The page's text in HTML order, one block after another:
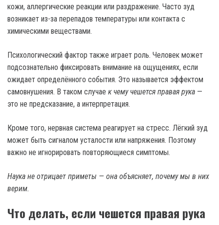
кожи, аллергические реакции или раздражение. Часто зуд
возникает из-за перепадов температуры или контакта с
химическими веществами.
Психологический фактор также играет роль. Человек может
подсознательно фиксировать внимание на ощущениях, если
ожидает определённого события. Это называется эффектом
самовнушения. В таком случае к чему чешется правая рука —
это не предсказание, а интерпретация.
Кроме того, нервная система реагирует на стресс. Лёгкий зуд
может быть сигналом усталости или напряжения. Поэтому
важно не игнорировать повторяющиеся симптомы.
Наука не отрицает приметы — она объясняет, почему мы в них
верим.
Что делать, если чешется правая рука